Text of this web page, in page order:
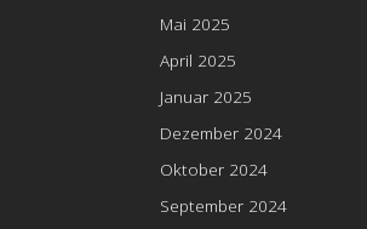
Mai 2025
April 2025
Januar 2025
Dezember 2024
Oktober 2024
September 2024